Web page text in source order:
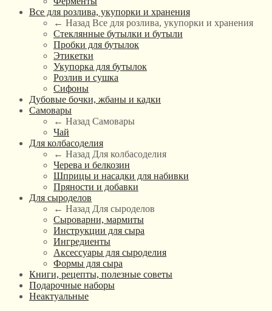
Все для розлива, укупорки и хранения
← Назад Все для розлива, укупорки и хранения
Стеклянные бутылки и бутыли
Пробки для бутылок
Этикетки
Укупорка для бутылок
Розлив и сушка
Сифоны
Дубовые бочки, жбаны и кадки
Самовары
← Назад Самовары
Чай
Для колбасоделия
← Назад Для колбасоделия
Черева и белкозин
Шприцы и насадки для набивки
Пряности и добавки
Для сыроделов
← Назад Для сыроделов
Сыроварни, мармиты
Инструкции для сыра
Ингредиенты
Аксессуары для сыроделия
Формы для сыра
Книги, рецепты, полезные советы
Подарочные наборы
Неактуальные